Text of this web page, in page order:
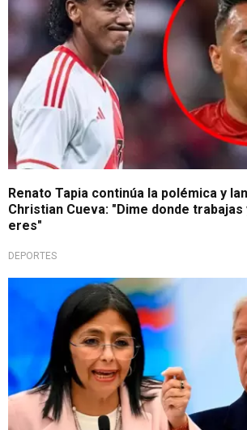
Renato Tapia continúa la polémica y
Christian Cueva: "Dime donde
eres"
DEPORTES
Niega injerencias